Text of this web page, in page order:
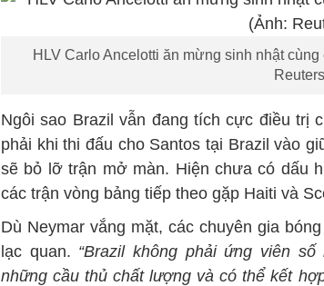
HLV Carlo Ancelotti ăn mừng sinh nhật
Ngôi sao Brazil vẫn đang tích cực điều trị
phải khi thi đấu cho Santos tại Brazil vào
sẽ bỏ lỡ trận mở màn. Hiện chưa có dấu
các trận vòng bảng tiếp theo gặp Haiti và
Dù Neymar vắng mặt, các chuyên gia
lạc quan. “Brazil không phải ứng viên
những cầu thủ chất lượng và có thể kết